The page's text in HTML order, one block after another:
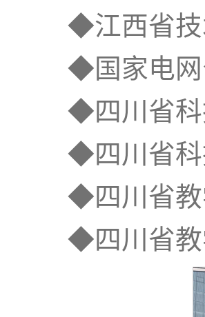
◆江西省技
◆国家电网
◆四川省科
◆四川省科
◆四川省教
◆四川省教